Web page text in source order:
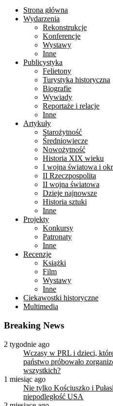
Strona główna
Wydarzenia
Rekonstrukcje
Konferencje
Wystawy
Inne
Publicystyka
Felietony
Turystyka historyczna
Biografie
Wywiady
Reportaże i relacje
Inne
Artykuły
Starożytność
Średniowiecze
Nowożytność
Historia XIX wieku
I wojna światowa i
II Rzeczpospolita
II wojna światowa
Dzieje najnowsze
Historia sztuki
Inne
Projekty
Konkursy
Patronaty
Inne
Recenzje
Książki
Film
Wystawy
Inne
Ciekawostki historyczne
Multimedia
Breaking News
2 tygodnie ago
Wczasy w PRL i dzieci,
państwo próbowało
wszystkich?
1 miesiąc ago
Nie tylko Kościuszko i
niepodległość USA